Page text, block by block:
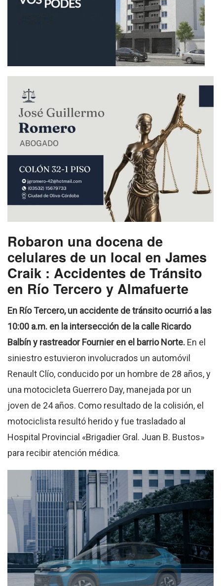
Robaron una docena de
celulares de un local en James
Craik : Accidentes de Tránsito
en Río Tercero y Almafuerte
En Río Tercero, un accidente de tránsito ocurrió a las
10:00 a.m. en la intersección de la calle Ricardo
Balbín y rastreador Fournier en el barrio Norte. En el
siniestro estuvieron involucrados un automóvil
Renault Clío, conducido por un hombre de 28 años, y
una motocicleta Guerrero Day, manejada por un
joven de 24 años. Como resultado de la colisión, el
motociclista resultó herido y fue trasladado al
Hospital Provincial «Brigadier Gral. Juan B. Bustos»
para recibir atención médica.